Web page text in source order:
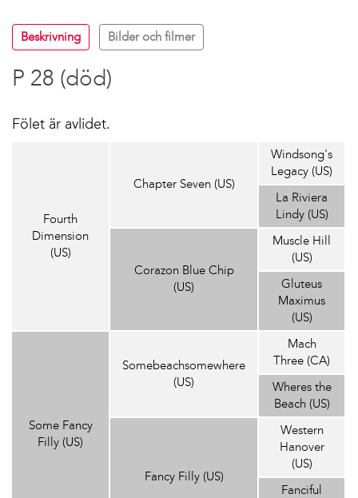
Beskrivning Bilder och filmer
P 28 (död)
Fölet är avlidet.
Fourth
Dimension
(US)
Chapter Seven (US)
Windsong's
Legacy (US)
La Riviera
Lindy (US)
Corazon Blue Chip
(US)
Muscle Hill
(US)
Gluteus
Maximus
(US)
Some Fancy
Filly (US)
Somebeachsomewhere
(US)
Mach
Three (CA)
Wheres the
Beach (US)
Fancy Filly (US)
Western
Hanover
(US)
Fanciful